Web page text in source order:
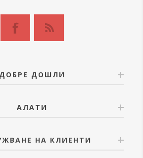
ДОБРЕ ДОШЛИ
АЛАТИ
НА КЛИЕНТИ